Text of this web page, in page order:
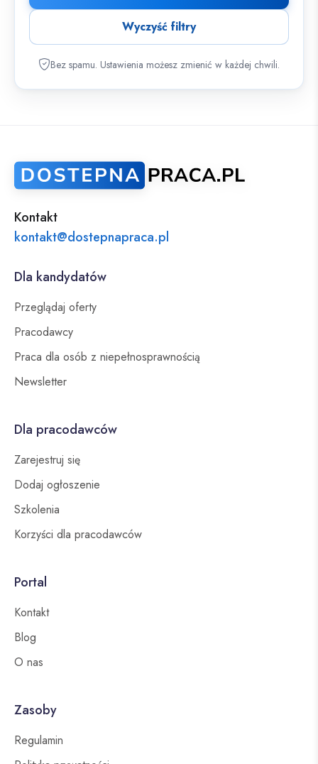
Wyczyść filtry
Bez spamu. Ustawienia możesz zmienić w każdej chwili.
Kontakt
kontakt@dostepnapraca.pl
Dla kandydatów
Przeglądaj oferty
Pracodawcy
Praca dla osób z niepełnosprawnością
Newsletter
Dla pracodawców
Zarejestruj się
Dodaj ogłoszenie
Szkolenia
Korzyści dla pracodawców
Portal
Kontakt
Blog
O nas
Zasoby
Regulamin